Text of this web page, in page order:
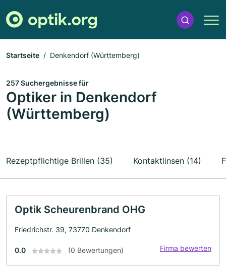
Startseite Denkendorf (Württemberg)
257 Suchergebnisse für
Optiker in Denkendorf
(Württemberg)
Rezeptpflichtige Brillen (35) Kontaktlinsen (14)
Optik Scheurenbrand OHG
Friedrichstr. 39, 73770 Denkendorf
0.0 (0 Bewertungen) Firma bewerten